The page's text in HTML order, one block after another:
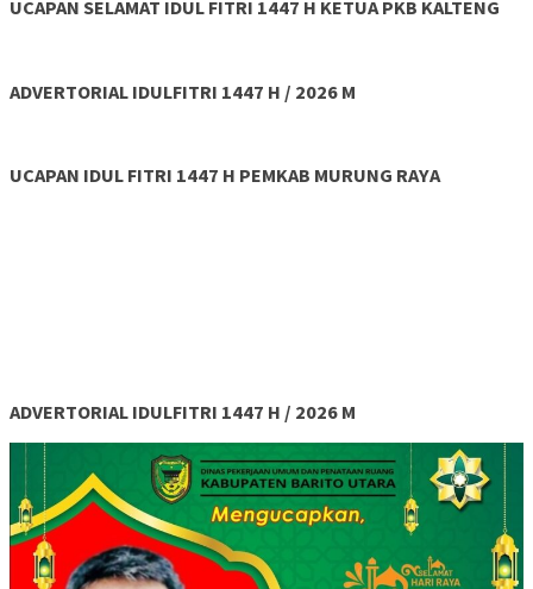
UCAPAN SELAMAT IDUL FITRI 1447 H KETUA PKB KALTENG
ADVERTORIAL IDULFITRI 1447 H / 2026 M
UCAPAN IDUL FITRI 1447 H PEMKAB MURUNG RAYA
ADVERTORIAL IDULFITRI 1447 H / 2026 M